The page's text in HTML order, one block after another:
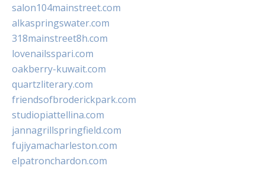
salon104mainstreet.com
alkaspringswater.com
318mainstreet8h.com
lovenailsspari.com
oakberry-kuwait.com
quartzliterary.com
friendsofbroderickpark.com
studiopiattellina.com
jannagrillspringfield.com
fujiyamacharleston.com
elpatronchardon.com